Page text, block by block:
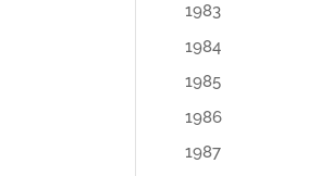
1983
1984
1985
1986
1987